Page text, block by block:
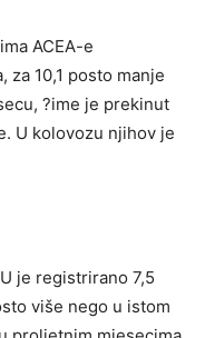
ACEA-e
10,1 posto manje
?ime je prekinut
U kolovozu njihov je
je registrirano 7,5
više nego u istom